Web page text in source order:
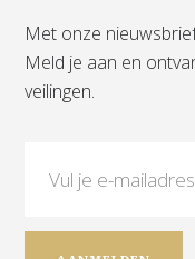
Met onze
Meld je aan en
veilingen.